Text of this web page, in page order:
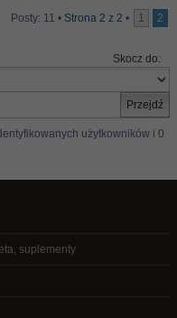
Posty: 11 • Strona 2 z 2 • 1 2
Skocz do:
użytkowników i 0
suplementy